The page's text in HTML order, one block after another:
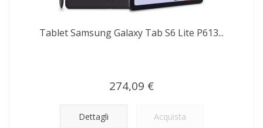
Tablet Samsung Galaxy Tab S6 Lite P613...
274,09 €
Dettagli Acquista